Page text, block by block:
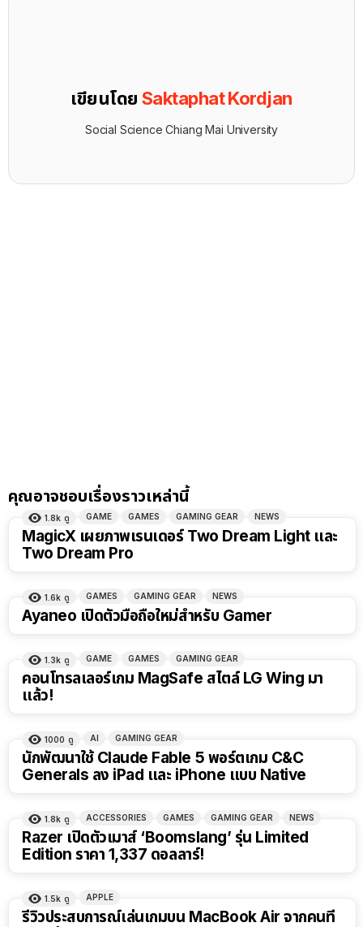
เขียนโดย Saktaphat Kordjan
Social Science Chiang Mai University
คุณอาจชอบเรื่องราวเหล่านี้
1.8k ดู GAME GAMES GAMING GEAR NEWS
MagicX เผยภาพเรนเดอร์ Two Dream Light และ
Two Dream Pro
1.6k ดู GAMES GAMING GEAR NEWS
Ayaneo เปิดตัวมือถือใหม่สำหรับ Gamer
1.3k ดู GAME GAMES GAMING GEAR
คอนโทรลเลอร์เกม MagSafe สไตล์ LG Wing มา
แล้ว!
1000 ดู AI GAMING GEAR
นักพัฒนาใช้ Claude Fable 5 พอร์ตเกม C&C
Generals ลง iPad และ iPhone แบบ Native
1.8k ดู ACCESSORIES GAMES GAMING GEAR NEWS
Razer เปิดตัวเมาส์ ‘Boomslang’ รุ่น Limited
Edition ราคา 1,337 ดอลลาร์!
1.5k ดู APPLE
รีวิวประสบการณ์เล่นเกมบน MacBook Air จากคนที่